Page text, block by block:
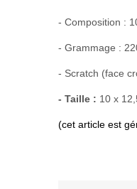
- Composition :
- Grammage :
- Scratch (face
- Taille : 10 x
(cet article est